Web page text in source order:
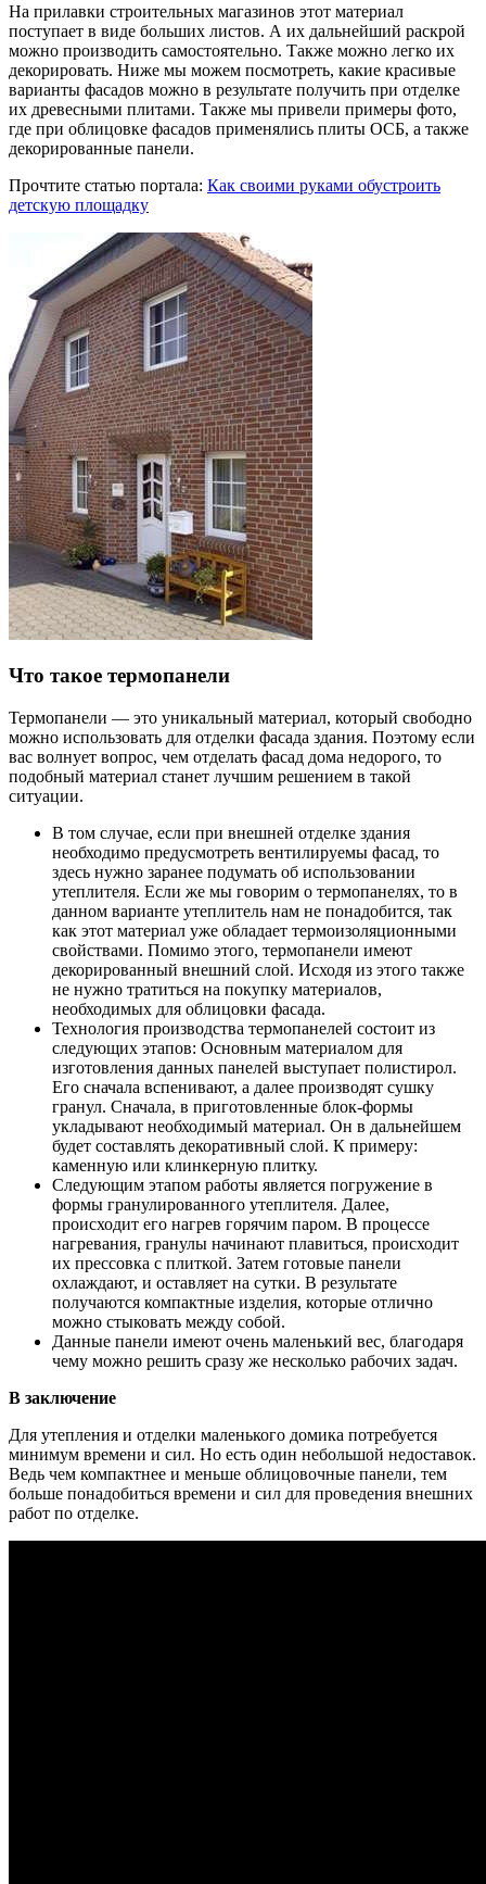
На прилавки строительных магазинов этот материал
поступает в виде больших листов. А их дальнейший раскрой
можно производить самостоятельно. Также можно легко их
декорировать. Ниже мы можем посмотреть, какие красивые
варианты фасадов можно в результате получить при отделке
их древесными плитами. Также мы привели примеры фото,
где при облицовке фасадов применялись плиты ОСБ, а также
декорированные панели.
Прочтите статью портала: Как своими руками обустроить
детскую площадку
Что такое термопанели
Термопанели — это уникальный материал, который свободно
можно использовать для отделки фасада здания. Поэтому если
вас волнует вопрос, чем отделать фасад дома недорого, то
подобный материал станет лучшим решением в такой
ситуации.
В том случае, если при внешней отделке здания
необходимо предусмотреть вентилируемы фасад, то
здесь нужно заранее подумать об использовании
утеплителя. Если же мы говорим о термопанелях, то в
данном варианте утеплитель нам не понадобится, так
как этот материал уже обладает термоизоляционными
свойствами. Помимо этого, термопанели имеют
декорированный внешний слой. Исходя из этого также
не нужно тратиться на покупку материалов,
необходимых для облицовки фасада.
Технология производства термопанелей состоит из
следующих этапов: Основным материалом для
изготовления данных панелей выступает полистирол.
Его сначала вспенивают, а далее производят сушку
гранул. Сначала, в приготовленные блок-формы
укладывают необходимый материал. Он в дальнейшем
будет составлять декоративный слой. К примеру:
каменную или клинкерную плитку.
Следующим этапом работы является погружение в
формы гранулированного утеплителя. Далее,
происходит его нагрев горячим паром. В процессе
нагревания, гранулы начинают плавиться, происходит
их прессовка с плиткой. Затем готовые панели
охлаждают, и оставляет на сутки. В результате
получаются компактные изделия, которые отлично
можно стыковать между собой.
Данные панели имеют очень маленький вес, благодаря
чему можно решить сразу же несколько рабочих задач.
В заключение
Для утепления и отделки маленького домика потребуется
минимум времени и сил. Но есть один небольшой недоставок.
Ведь чем компактнее и меньше облицовочные панели, тем
больше понадобиться времени и сил для проведения внешних
работ по отделке.